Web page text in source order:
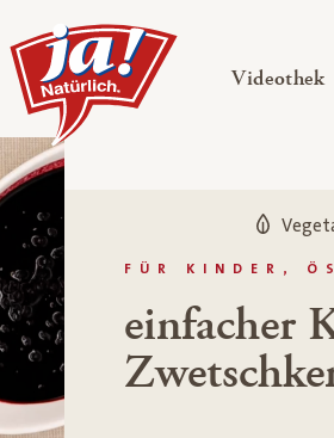
ausklappen Videothek
FÜR KINDER,
einfacher